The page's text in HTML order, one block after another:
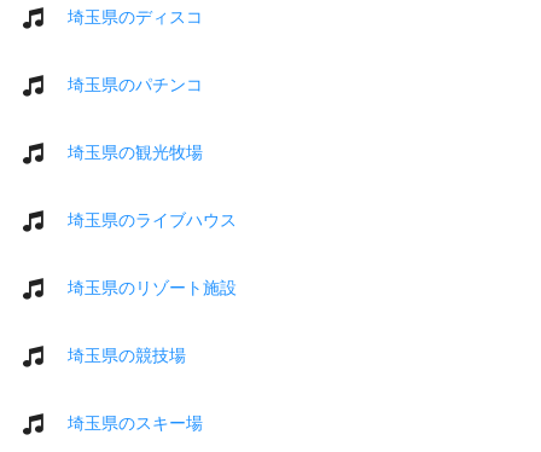
埼玉県のディスコ
埼玉県のパチンコ
埼玉県の観光牧場
埼玉県のライブハウス
埼玉県のリゾート施設
埼玉県の競技場
埼玉県のスキー場